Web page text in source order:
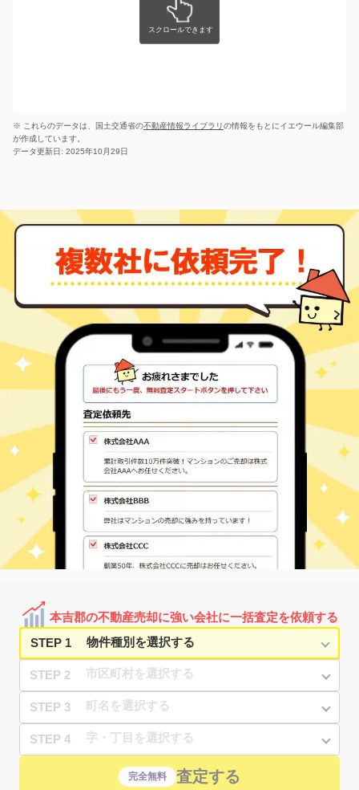
※ これらのデータは、国土交通省の不動産情報ライブラリの情報をもとにイエウール編集部
が作成しています。
データ更新日: 2025年10月29日
本吉郡の不動産売却に強い会社に一括査定を依頼する
STEP 1
STEP 2
STEP 3
STEP 4
完全無料 査定する